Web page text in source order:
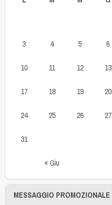
« Giu
3 4 5 6
10 11 12 13
17 18 19 20
24 25 26 27
31
MESSAGGIO PROMOZIONALE